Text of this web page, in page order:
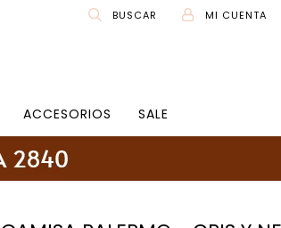
ACCESORIOS SALE